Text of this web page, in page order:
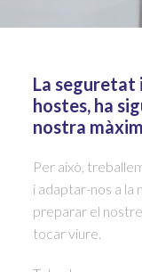
La seguretat
hostes, ha
nostra
Per això,
i adaptar-nos a la
preparar el
tocar viure.